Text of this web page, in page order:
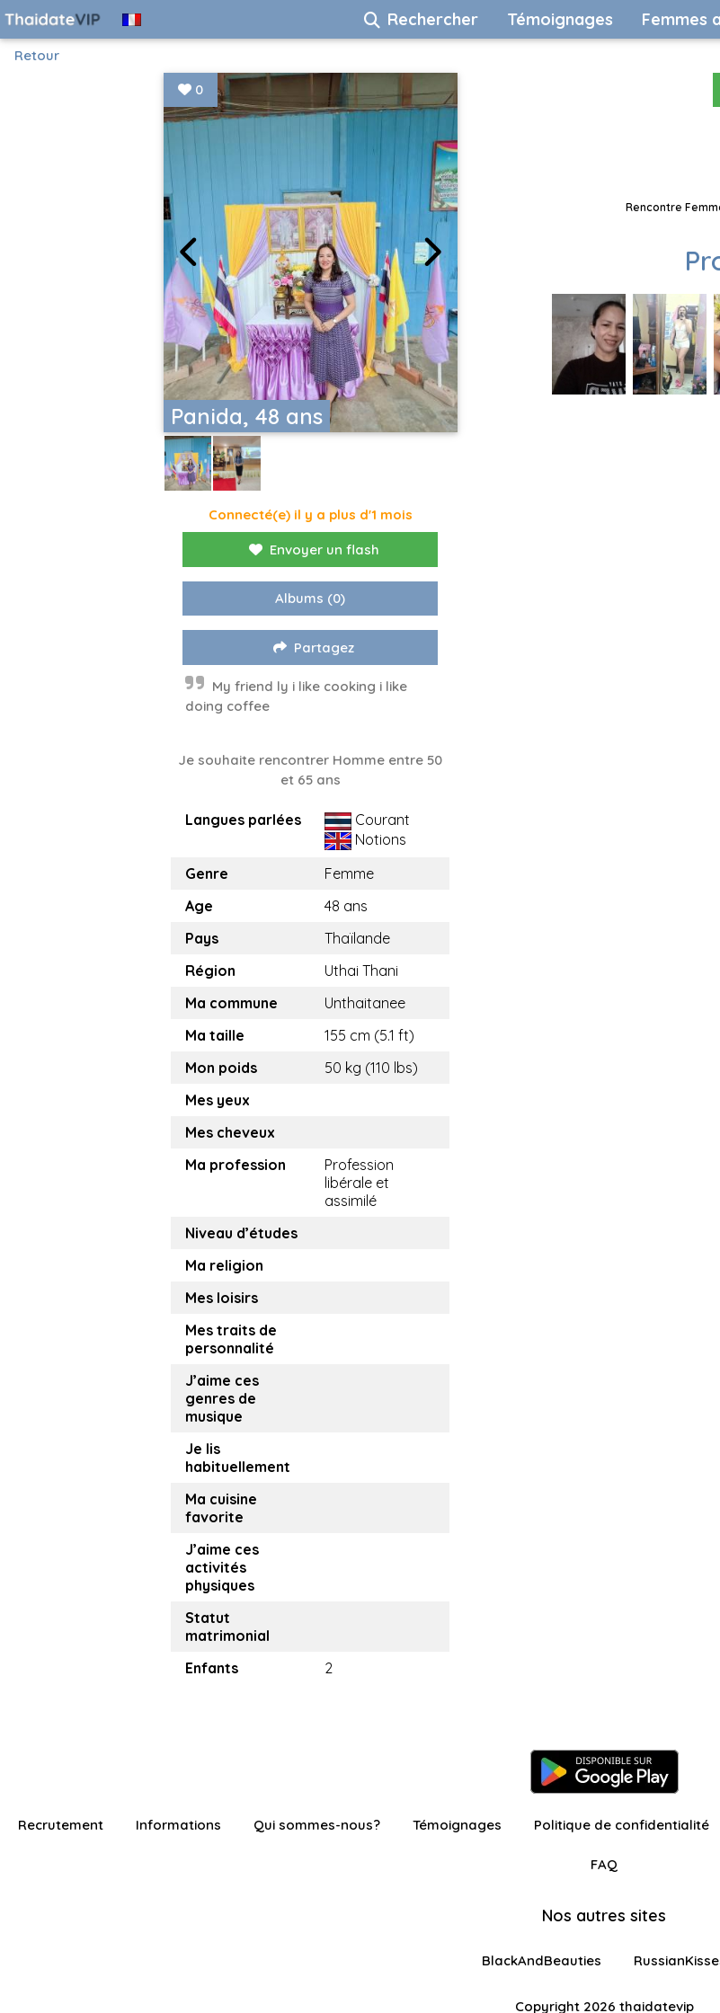
Rechercher Témoignages Femmes
Retour
Panida, 48 ans
0
Connecté(e) il y a plus d'1 mois
Envoyer un flash
Albums (0)
Partagez
My friend ly i like cooking i like
doing coffee
Je souhaite rencontrer Homme entre 50
et 65 ans
Langues parlées
Courant
Notions
Genre
Femme
Age
48 ans
Pays
Thaïlande
Région
Uthai Thani
Ma commune
Unthaitanee
Ma taille
155 cm (5.1 ft)
Mon poids
50 kg (110 lbs)
Mes yeux
Mes cheveux
Ma profession
Profession
libérale et
assimilé
Niveau d’études
Ma religion
Mes loisirs
Mes traits de
personnalité
J’aime ces
genres de
musique
Je lis
habituellement
Ma cuisine
favorite
J’aime ces
activités
physiques
Statut
matrimonial
Enfants
2
Rencontre
Recrutement Informations Qui sommes-nous? Témoignages Politique de confidentialité
FAQ
Nos autres sites
BlackAndBeauties
Copyright 2026 thaidatevip